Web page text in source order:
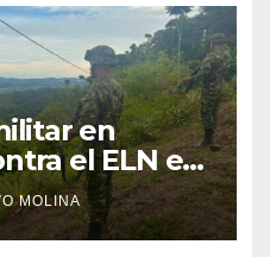
en
el ELN en
MOLINA